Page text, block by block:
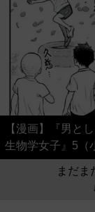
【漫画】『男と
生物学女子』5（
まだま